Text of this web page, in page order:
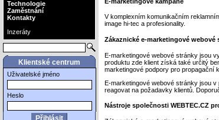
Technologie
Zaměstnání
Kontakty
Inzeráty
Klientské centrum
Uživatelské jméno
Heslo
V komplexním komunikačním
image hi-tec a profesionality.
Zákaznické e-marketingové webové
E-marketingové webové stránky jsou
produktu zde klient získá také určitý
marketingové podpory pro propagační
E-marketingové webové stránky jsou
reagovat na požadavky klientů.
Nástroje společnosti WEBTEC.CZ